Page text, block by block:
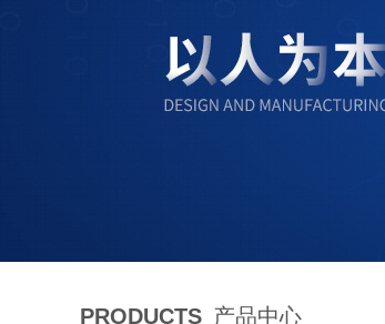
PRODUCTS 产品中心